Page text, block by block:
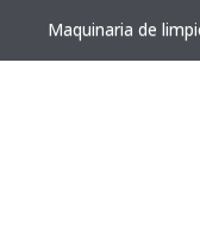
Maquinaria de